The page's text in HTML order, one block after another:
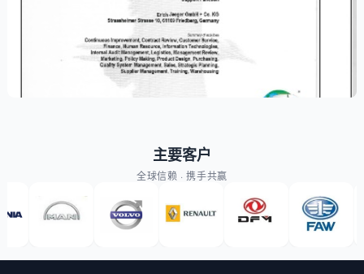
主要客户
全球信赖 · 携手共赢